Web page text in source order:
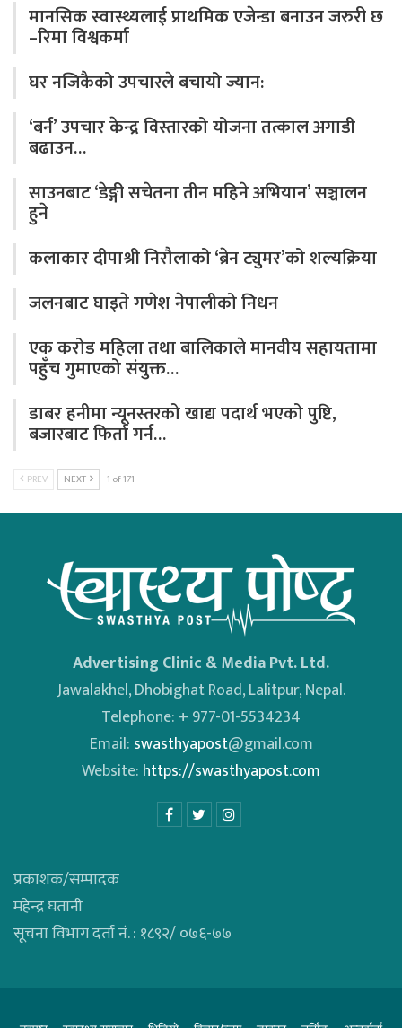
मानसिक स्वास्थ्यलाई प्राथमिक एजेन्डा बनाउन जरुरी छ
–रिमा विश्वकर्मा
घर नजिकैको उपचारले बचायो ज्यान:
‘बर्न’ उपचार केन्द्र विस्तारको योजना तत्काल अगाडी
बढाउन…
साउनबाट ‘डेङ्गी सचेतना तीन महिने अभियान’ सञ्चालन
हुने
कलाकार दीपाश्री निरौलाको ‘ब्रेन ट्युमर’को शल्यक्रिया
जलनबाट घाइते गणेश नेपालीको निधन
एक करोड महिला तथा बालिकाले मानवीय सहायतामा
पहुँच गुमाएको संयुक्त…
डाबर हनीमा न्यूनस्तरको खाद्य पदार्थ भएको पुष्टि,
बजारबाट फिर्ता गर्न…
PREV NEXT 1 of 171
Advertising Clinic & Media Pvt. Ltd.
Jawalakhel, Dhobighat Road, Lalitpur, Nepal.
Telephone: + 977-01-5534234
Email: swasthyapost@gmail.com
Website: https://swasthyapost.com
प्रकाशक/सम्पादक
महेन्द्र घतानी
सूचना विभाग दर्ता नं. : १८९२/ ०७६-७७